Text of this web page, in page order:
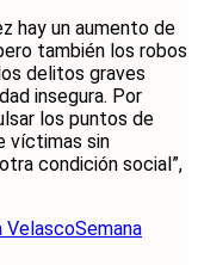
hay un aumento de
también los robos
delitos graves
insegura. Por
los puntos de
víctimas sin
condición social”,
VelascoSemana